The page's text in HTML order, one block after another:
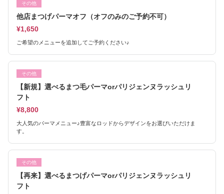
その他
他店まつげパーマオフ（オフのみのご予約不可）
¥1,650
ご希望のメニューを追加してご予約ください♪
その他
【新規】選べるまつ毛パーマorパリジェンヌラッシュリ
フト
¥8,800
大人気のパーマメニュー♪豊富なロッドからデザインをお選びいただけま
す。
その他
【再来】選べるまつげパーマorパリジェンヌラッシュリ
フト